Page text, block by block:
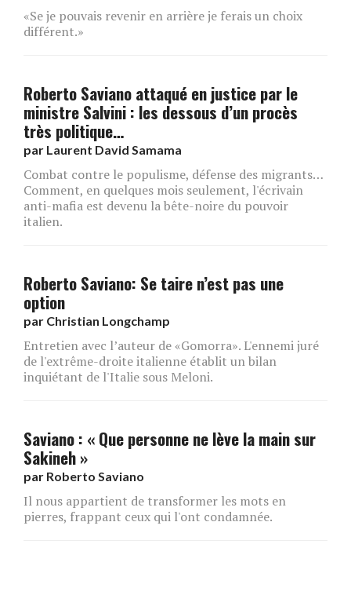
«Se je pouvais revenir en arrière je ferais un choix
différent.»
Roberto Saviano attaqué en justice par le
ministre Salvini : les dessous d’un procès
très politique…
par Laurent David Samama
Combat contre le populisme, défense des migrants…
Comment, en quelques mois seulement, l'écrivain
anti-mafia est devenu la bête-noire du pouvoir
italien.
Roberto Saviano: Se taire n’est pas une
option
par Christian Longchamp
Entretien avec l’auteur de «Gomorra». L'ennemi juré
de l'extrême-droite italienne établit un bilan
inquiétant de l'Italie sous Meloni.
Saviano : « Que personne ne lève la main sur
Sakineh »
par Roberto Saviano
Il nous appartient de transformer les mots en
pierres, frappant ceux qui l'ont condamnée.